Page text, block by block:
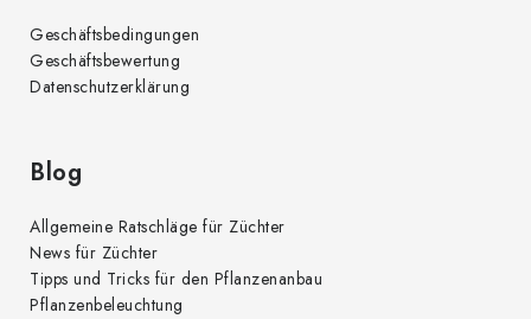
Geschäftsbedingungen
Geschäftsbewertung
Datenschutzerklärung
Blog
Allgemeine Ratschläge für Züchter
News für Züchter
Tipps und Tricks für den Pflanzenanbau
Pflanzenbeleuchtung